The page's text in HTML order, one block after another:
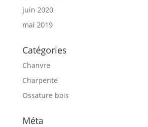
juin 2020
mai 2019
Catégories
Chanvre
Charpente
Ossature bois
Méta